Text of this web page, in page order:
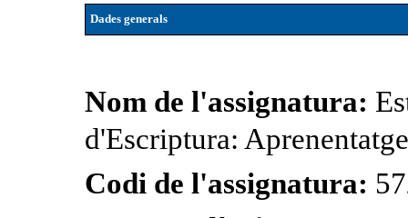
Dades generals
Nom de l'assignatura:
d'Escriptura:
Codi de l'assignatura: